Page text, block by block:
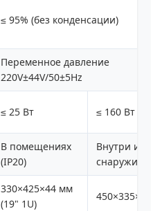
≤ 95% (без конденсации)
Переменное давление
220V±44V/50±5Hz
≤ 25 Вт ≤ 160 Вт
В помещениях
(IP20)
Внутри или
снаружи
330×425×44 мм
(19" 1U)
450×335×180